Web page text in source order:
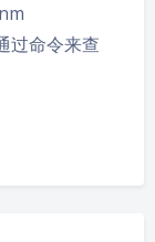
过命令来查